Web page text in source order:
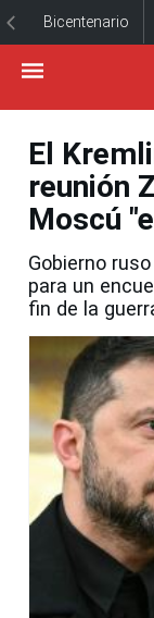
Bicentenario
El
reunión
Moscú
Gobierno
para un
fin de la